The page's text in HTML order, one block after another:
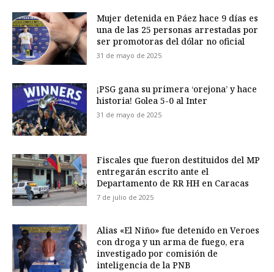
Mujer detenida en Páez hace 9 días es
una de las 25 personas arrestadas por
ser promotoras del dólar no oficial
31 de mayo de 2025
¡PSG gana su primera ‘orejona’ y hace
historia! Golea 5-0 al Inter
31 de mayo de 2025
Fiscales que fueron destituidos del MP
entregarán escrito ante el
Departamento de RR HH en Caracas
7 de julio de 2025
Alias «El Niño» fue detenido en Veroes
con droga y un arma de fuego, era
investigado por comisión de
inteligencia de la PNB